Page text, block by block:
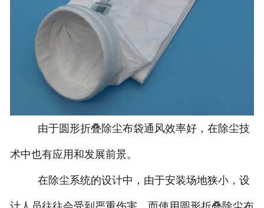
由于圆形折叠除尘布袋通风效率好，在除尘技
术中也有应用和发展前景。
在除尘系统的设计中，由于安装场地狭小，设